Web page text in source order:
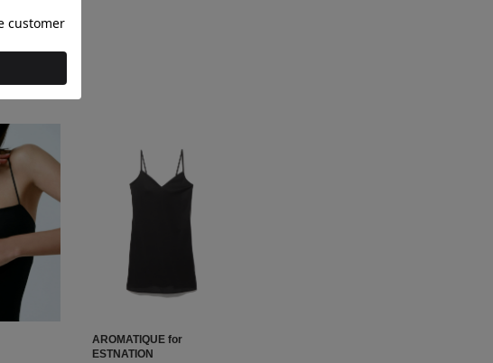
AROMATIQUE for
ESTNATION